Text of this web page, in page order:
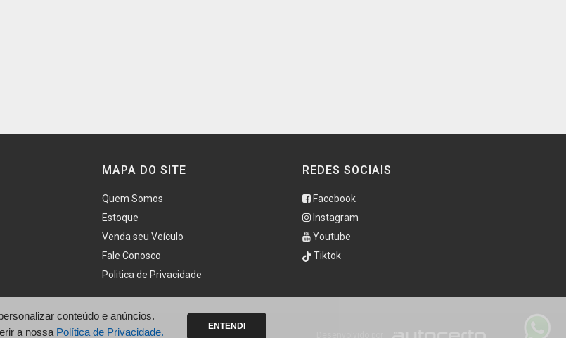
MAPA DO SITE
Quem Somos
Estoque
Venda seu Veículo
Fale Conosco
Politica de Privacidade
REDES SOCIAIS
Facebook
Instagram
Youtube
Tiktok
conteúdo e anúncios.
a nossa Política de Privacidade. ENTENDI